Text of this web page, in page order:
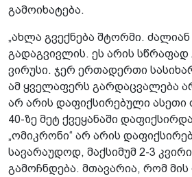
გამოიხატება.
„ახლა გვექნება შტორმი.
გადაგვივლის. ეს არის
ვირუსი. ჯერ ერთადერთი
ამ ყველაფერს გარდაცვალება
არ არის დაფიქსირებული ასეთი
40-ზე მეტ ქვეყანაში
„ომიკრონი“ არ არის
სავარაუდოდ, მაქსიმუმ 2-3
გამოჩნდება. მთავარია, რომ